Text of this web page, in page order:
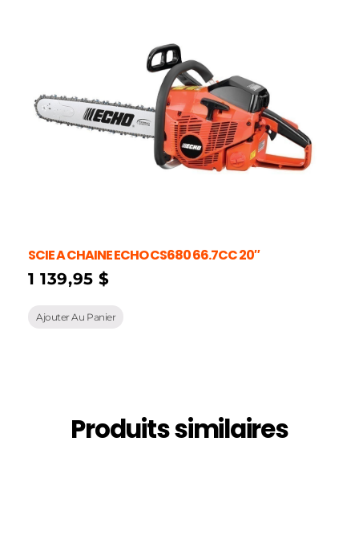
SCIE A CHAINE ECHO CS680 66.7CC 20″
1 139,95$
Ajouter Au Panier
Produits similaires